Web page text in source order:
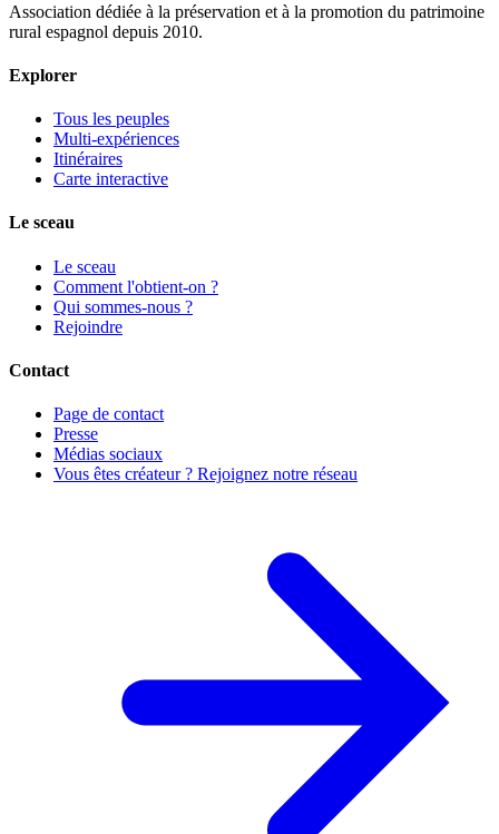
Association dédiée à la préservation et à la promotion du patrimoine
rural espagnol depuis 2010.
Explorer
Tous les peuples
Multi-expériences
Itinéraires
Carte interactive
Le sceau
Le sceau
Comment l'obtient-on ?
Qui sommes-nous ?
Rejoindre
Contact
Page de contact
Presse
Médias sociaux
Vous êtes créateur ? Rejoignez notre réseau